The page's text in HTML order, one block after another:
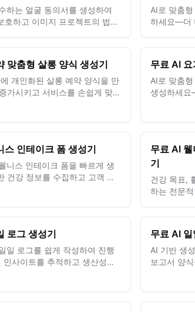
하는 얼굴 동의서를 생성하여
호하고 이미지 프로젝트의 법적
AI로 맞춤
하세요—더
맞춤형 살롱 양식 생성기
개인화된 살롱 예약 양식을 만
가시키고 서비스를 손쉽게 맞춤
무료 AI
AI로 맞춤
생성하세요
스 인테이크 폼 생성기
니스 인테이크 폼을 빠르게 생
건강 정보를 수집하고 고객 관
무료 AI
기
건강 목표,
하는 전문
로그 생성기
일 로그를 쉽게 작성하여 진행
인사이트를 추적하고 생산성과
무료 AI
AI 기반 생
보고서 양